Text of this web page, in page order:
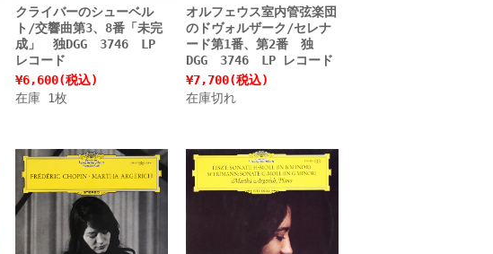
クライバーのシューベル
ト/交響曲第3、8番「未完
成」 独DGG 3746 LP
レコード
¥6,600(税込)
在庫 1枚
オルフェウス室内管弦楽団
のドヴォルザーク/セレナ
ード第1番、第2番 独
DGG 3746 LP レコード
¥7,700(税込)
在庫切れ